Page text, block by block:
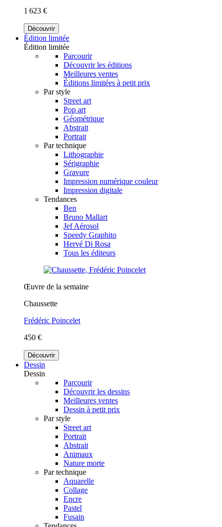
1 623 €
Découvrir
Édition limitée
Édition limitée
Parcourir
Découvrir les éditions
Meilleures ventes
Éditions limitées à petit prix
Par style
Street art
Pop art
Géométrique
Abstrait
Portrait
Par technique
Lithographie
Sérigraphie
Gravure
Impression numérique couleur
Impression digitale
Tendances
Ben
Bruno Mallart
Jef Aérosol
Speedy Graphito
Hervé Di Rosa
Tous les éditeurs
Œuvre de la semaine
Chaussette
Frédéric Poincelet
450 €
Découvrir
Dessin
Dessin
Parcourir
Découvrir les dessins
Meilleures ventes
Dessin à petit prix
Par style
Street art
Portrait
Abstrait
Animaux
Nature morte
Par technique
Aquarelle
Collage
Encre
Pastel
Fusain